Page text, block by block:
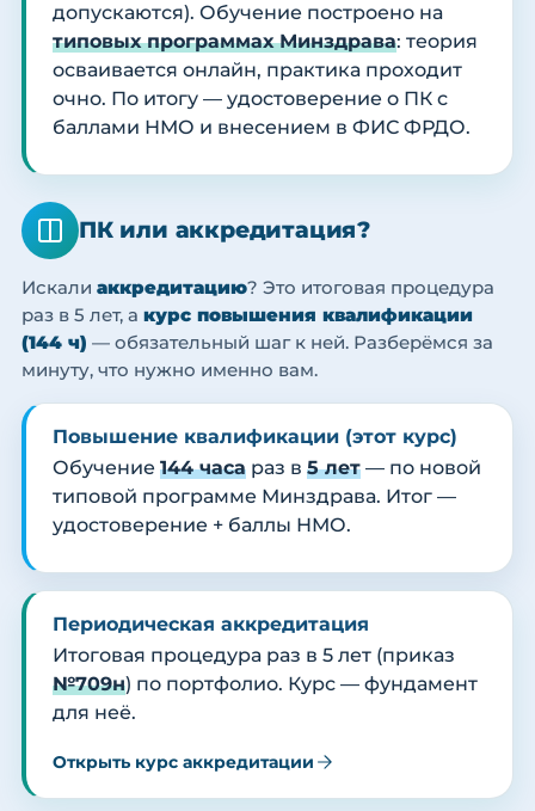
допускаются). Обучение построено на
типовых программах Минздрава: теория
осваивается онлайн, практика проходит
очно. По итогу — удостоверение о ПК с
баллами НМО и внесением в ФИС ФРДО.
ПК или аккредитация?
Искали аккредитацию? Это итоговая процедура
раз в 5 лет, а курс повышения квалификации
(144 ч) — обязательный шаг к ней. Разберёмся за
минуту, что нужно именно вам.
Повышение квалификации (этот курс)
Обучение 144 часа раз в 5 лет — по новой
типовой программе Минздрава. Итог —
удостоверение + баллы НМО.
Периодическая аккредитация
Итоговая процедура раз в 5 лет (приказ
№709н) по портфолио. Курс — фундамент
для неё.
Открыть курс аккредитации